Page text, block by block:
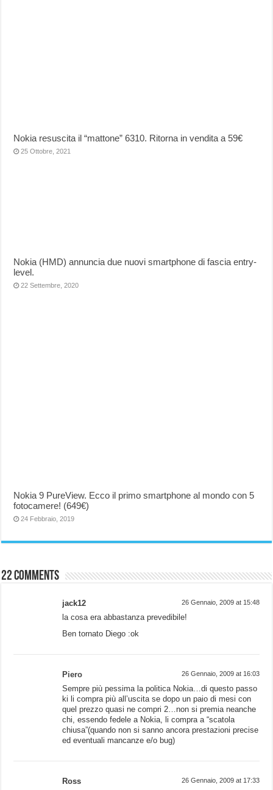
Nokia resuscita il “mattone” 6310. Ritorna in vendita a 59€
25 Ottobre, 2021
Nokia (HMD) annuncia due nuovi smartphone di fascia entry-
level.
22 Settembre, 2020
Nokia 9 PureView. Ecco il primo smartphone al mondo con 5
fotocamere! (649€)
24 Febbraio, 2019
22 comments
jack12 26 Gennaio, 2009 at 15:48
la cosa era abbastanza prevedibile!
Ben tornato Diego :ok
Piero 26 Gennaio, 2009 at 16:03
Sempre più pessima la politica Nokia…di questo passo
ki li compra più all’uscita se dopo un paio di mesi con
quel prezzo quasi ne compri 2…non si premia neanche
chi, essendo fedele a Nokia, li compra a “scatola
chiusa”(quando non si sanno ancora prestazioni precise
ed eventuali mancanze e/o bug)
Ross 26 Gennaio, 2009 at 17:33